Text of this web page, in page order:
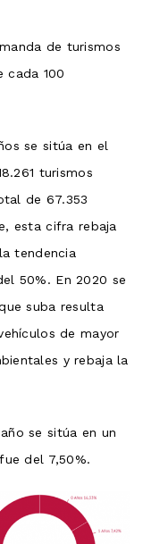
de turismos
cada 100
se sitúa en el
turismos
de 67.353
esta cifra rebaja
tendencia
50%. En 2020 se
suba resulta
de mayor
y rebaja la
se sitúa en un
del 7,50%.